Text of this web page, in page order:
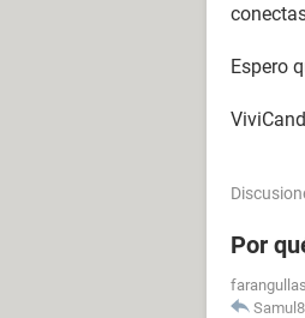
Espero
Por
farangullas